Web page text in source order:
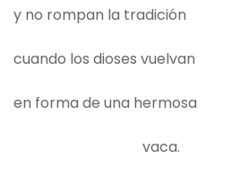
y no rompan la tradición
cuando los dioses vuelvan
en forma de una hermosa
vaca.